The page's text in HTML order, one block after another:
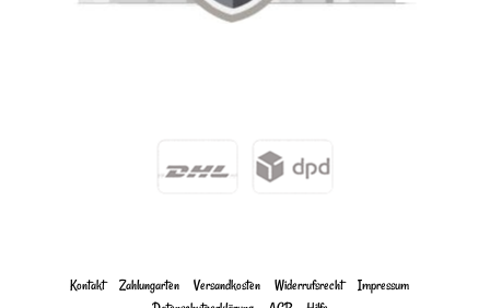
Kontakt Zahlungarten Versandkosten Widerrufs­recht
Impressum